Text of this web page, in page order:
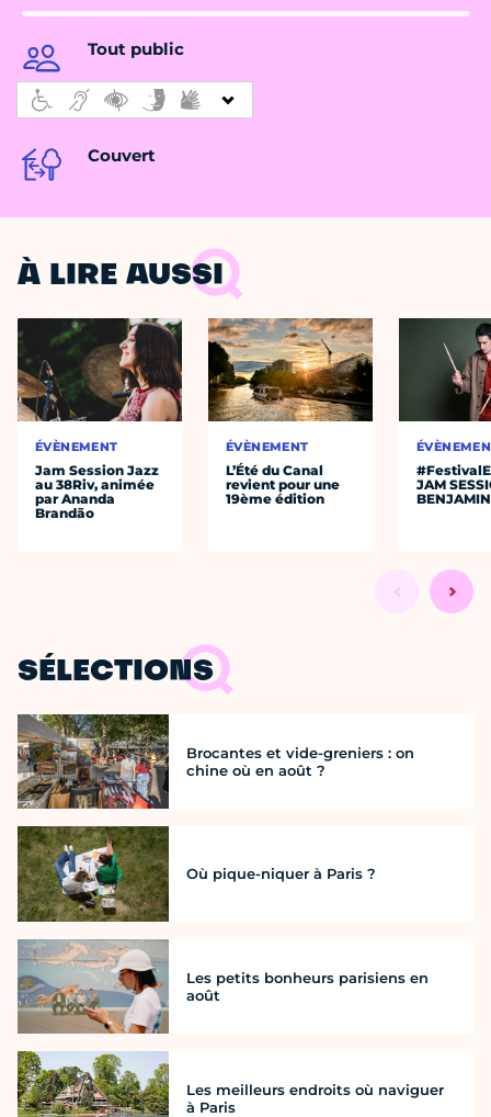
Tout public
Couvert
À LIRE AUSSI
ÉVÈNEMENT
Jam Session Jazz
au 38Riv, animée
par Ananda
Brandão
ÉVÈNEMENT
L’Été du Canal
revient pour une
19ème édition
JAM
SÉLECTIONS
Brocantes et vide-greniers : on
chine où en août ?
Où pique-niquer à Paris ?
Les petits bonheurs parisiens en
août
Les meilleurs endroits où naviguer
à Paris